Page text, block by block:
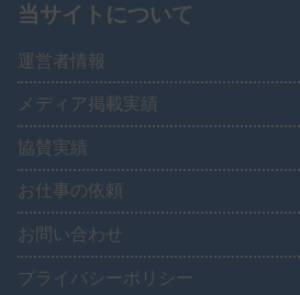
当サイトについて
運営者情報
メディア掲載実績
協賛実績
お仕事の依頼
お問い合わせ
プライバシーポリシー